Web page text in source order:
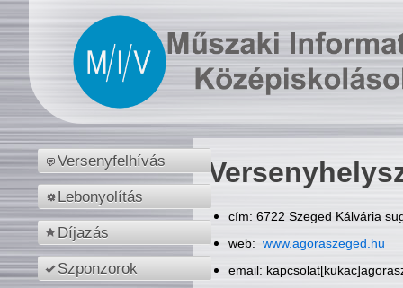
Versenyfelhívás
Lebonyolítás
Díjazás
Szponzorok
cím: 6722 Szeged Kálvária
web: www.agoraszeged.hu
email: